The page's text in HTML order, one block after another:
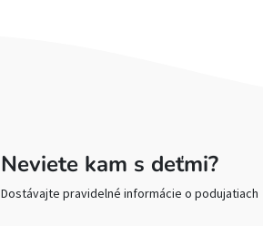
Neviete kam s deťmi?
Dostávajte pravidelné informácie o podujatiach